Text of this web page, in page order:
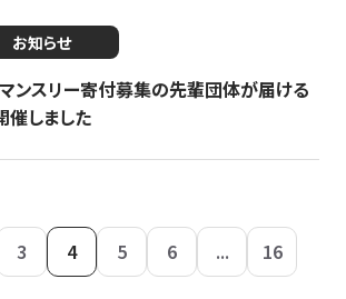
お知らせ
マンスリー寄付募集の先輩団体が届ける
催しました
3 4 5 6 ... 16